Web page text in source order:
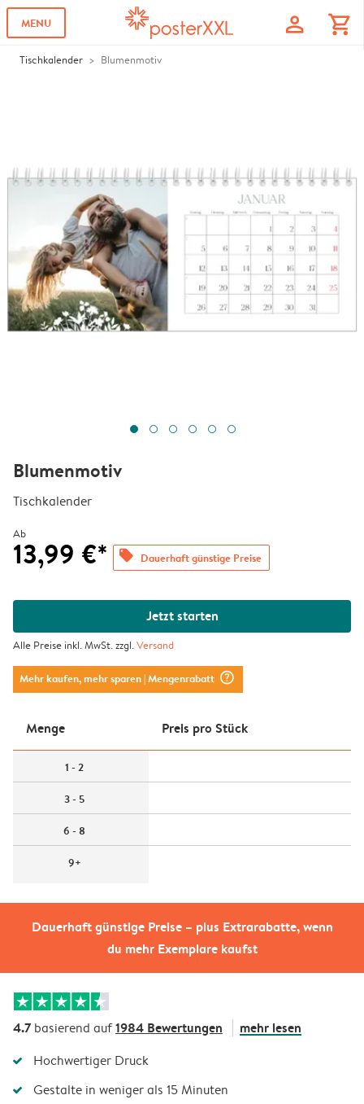
MENU profile shopping_cart
Tischkalender Blumenmotiv
Dauerhaft günstige Preise – plus Extrarabatte, wenn
du mehr Exemplare kaufst
Blumenmotiv
Tischkalender
Ab
13,99 €* offers Dauerhaft günstige Preise
Jetzt starten
Alle Preise inkl. MwSt. zzgl.Versand
Mehr kaufen, mehr sparen| Mengenrabatt question_mark_circle
Menge Preis pro Stück
1 - 2
3 - 5
6 - 8
9+
4.7 basierend auf1984 Bewertungen mehr lesen
Hochwertiger Druck
Gestalte in weniger als 15 Minuten